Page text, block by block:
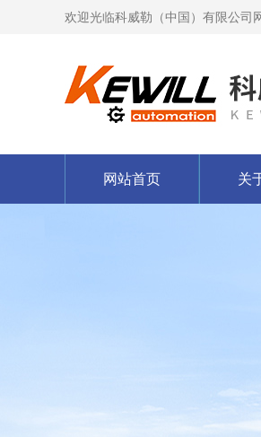
欢迎光临科威勒（中国）有限公司
网站首页 关